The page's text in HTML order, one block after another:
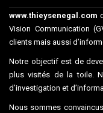
www.thieysenegal.com
Vision Communication
clients mais aussi
Notre objectif est de
plus visités de la toile.
d’investigation et
Nous sommes